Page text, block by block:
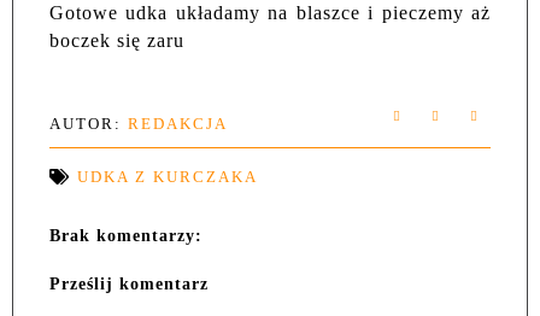
Gotowe udka układamy na blaszce i pieczemy aż
boczek się zaru
AUTOR: REDAKCJA
UDKA Z KURCZAKA
Brak komentarzy:
Prześlij komentarz